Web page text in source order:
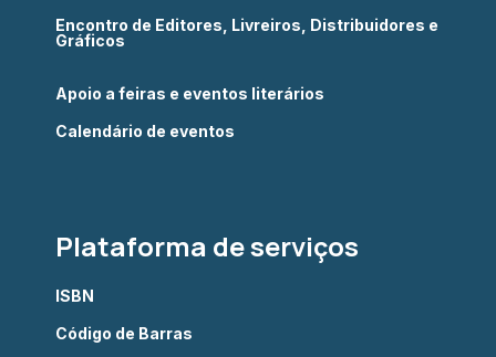
Encontro de Editores, Livreiros, Distribuidores e
Gráficos
Apoio a feiras e eventos literários
Calendário de eventos
Plataforma de serviços
ISBN
Código de Barras